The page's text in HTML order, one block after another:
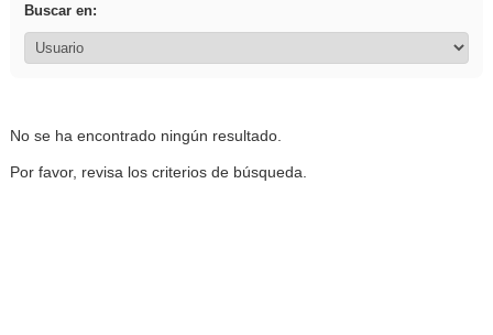
Buscar en:
No se ha encontrado ningún resultado.
Por favor, revisa los criterios de búsqueda.